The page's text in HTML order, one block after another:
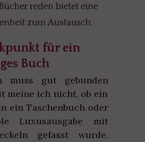
reden bietet eine
zum Austausch.
für ein
Buch
muss gut gebunden
meine ich nicht, ob ein
ein Taschenbuch oder
Luxusausgabe mit
gefasst wurde.